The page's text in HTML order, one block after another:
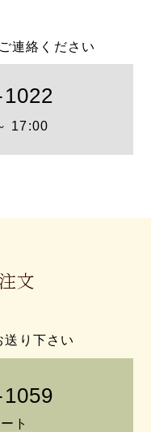
連絡ください
17:00
文
り下さい
ト